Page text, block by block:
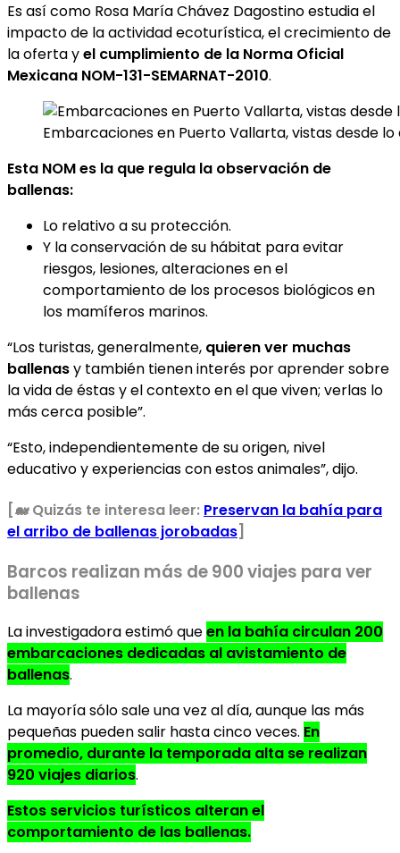
Es así como Rosa María Chávez Dagostino estudia el
impacto de la actividad ecoturística, el crecimiento de
la oferta yel cumplimiento de la Norma Oficial
Mexicana NOM-131-SEMARNAT-2010.
Embarcaciones en Puerto Vallarta, vistas desde
Esta NOM es la que regula la observación de
ballenas:
Lo relativo a su protección.
Y la conservación de su hábitat para evitar
riesgos, lesiones, alteraciones en el
comportamiento de los procesos biológicos en
los mamíferos marinos.
“Los turistas, generalmente, quieren ver muchas
ballenasy también tienen interés por aprender sobre
la vida de éstas y el contexto en el que viven; verlas lo
más cerca posible”.
“Esto, independientemente de su origen, nivel
educativo y experiencias con estos animales”, dijo.
[🐋 Quizás te interesa leer: Preservan la bahía para
el arribo de ballenas jorobadas]
Barcos realizan más de 900 viajes para ver
ballenas
La investigadora estimó queen la bahía circulan 200
embarcaciones dedicadas al avistamiento de
ballenas.
La mayoría sólo sale una vez al día, aunque las más
pequeñas pueden salir hasta cinco veces. En
promedio, durante la temporada alta se realizan
920 viajes diarios.
Estos servicios turísticos alteran el
comportamiento de las ballenas.